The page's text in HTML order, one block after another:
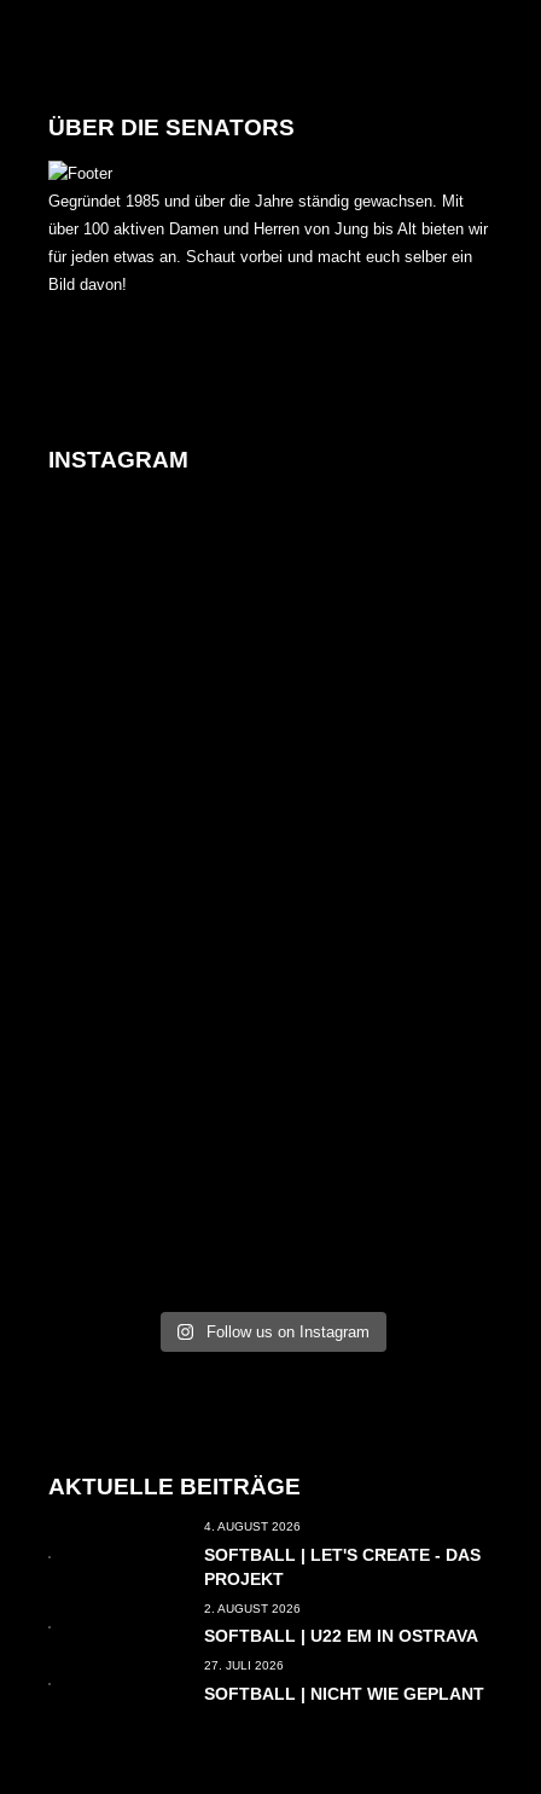
ÜBER DIE SENATORS
Gegründet 1985 und über die Jahre ständig gewachsen. Mit
über 100 aktiven Damen und Herren von Jung bis Alt bieten wir
für jeden etwas an. Schaut vorbei und macht euch selber ein
Bild davon!
INSTAGRAM
Follow us on Instagram
AKTUELLE BEITRÄGE
4. AUGUST 2026
SOFTBALL | LET'S CREATE - DAS
PROJEKT
2. AUGUST 2026
SOFTBALL | U22 EM IN OSTRAVA
27. JULI 2026
SOFTBALL | NICHT WIE GEPLANT